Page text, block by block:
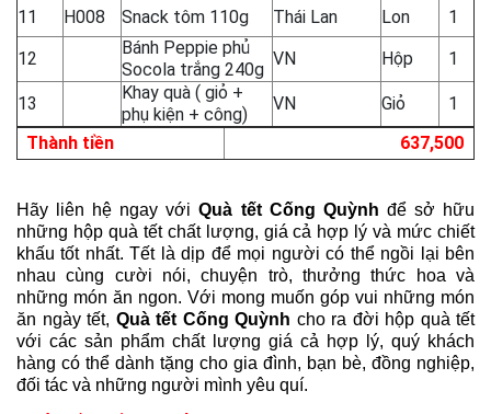
11
H008 Snack tôm 110g Thái Lan Lon
1
12
Bánh Peppie phủ
Socola trắng 240g
VN Hộp 1
13
Khay quà ( giỏ +
phụ kiện + công)
VN Giỏ
1
Thành tiền
637,500
Hãy liên hệ ngay vớiQuà tết Cống Quỳnh để sở hữu
những hộp quà tết chất lượng, giá cả hợp lý và mức chiết
khấu tốt nhất. Tết là dịp để mọi người có thể ngồi lại bên
nhau cùng cười nói, chuyện trò, thưởng thức hoa và
những món ăn ngon. Với mong muốn góp vui những món
ăn ngày tết, Quà tết Cống Quỳnh cho ra đời hộp quà tết
với các sản phẩm chất lượng giá cả hợp lý, quý khách
hàng có thể dành tặng cho gia đình, bạn bè, đồng nghiệp,
đối tác và những người mình yêu quí.